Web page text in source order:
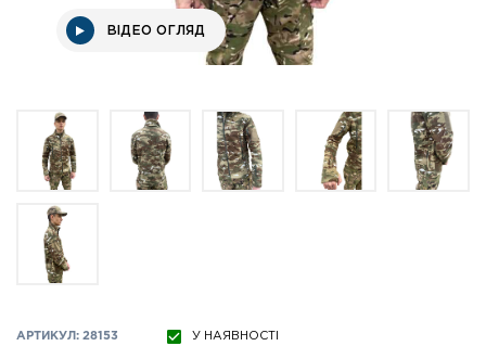
ВІДЕО ОГЛЯД
АРТИКУЛ: 28153 У НАЯВНОСТІ